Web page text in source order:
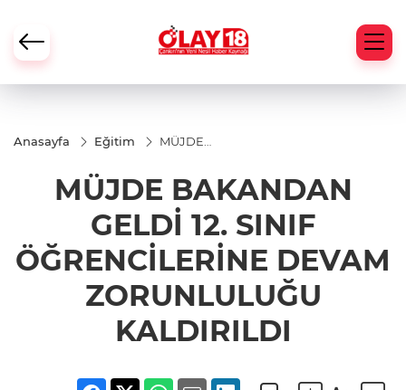
Anasayfa Eğitim
MÜJDE
ÖĞRENCİLERİNE
DEVAM
ZORUNLULUĞU
KALDIRILDI
MÜJDE BAKANDAN
GELDİ 12. SINIF
ÖĞRENCİLERİNE DEVAM
ZORUNLULUĞU
KALDIRILDI